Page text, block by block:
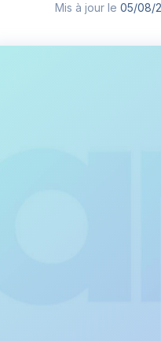
Mis à jour le 05/08/